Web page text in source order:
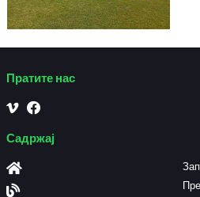
Пратите нас
Садржај